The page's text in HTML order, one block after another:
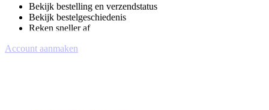
Bekijk bestelling en verzendstatus
Bekijk bestelgeschiedenis
Reken sneller af
Account aanmaken